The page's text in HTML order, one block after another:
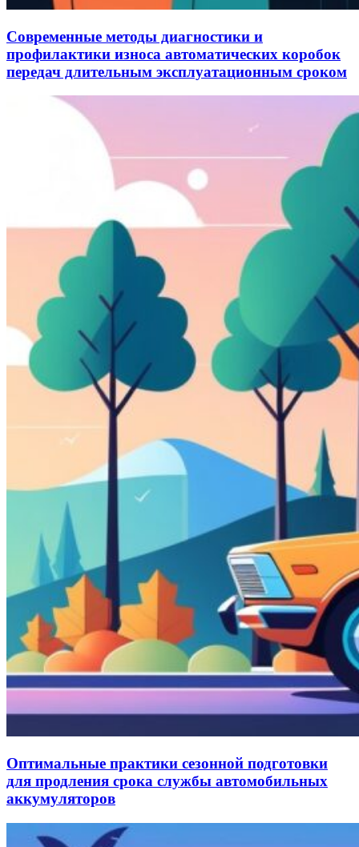
Современные методы диагностики и
профилактики износа автоматических коробок
передач длительным эксплуатационным сроком
Оптимальные практики сезонной подготовки
для продления срока службы автомобильных
аккумуляторов